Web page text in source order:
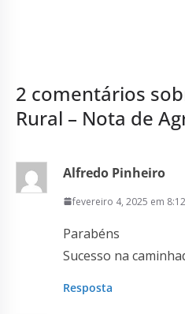
2 comentários
Rural – Nota de
Alfredo Pinheiro
fevereiro 4, 2025 em
Parabéns
Sucesso na
Resposta